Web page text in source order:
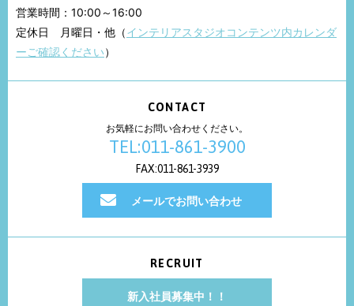
営業時間：10:00～16:00
定休日 月曜日・他（インテリアスタジオコンテンツ内カレンダ
ーご確認ください）
CONTACT
お気軽にお問い合わせください。
TEL:011-861-3900
FAX:011-861-3939
メールでお問い合わせ
RECRUIT
新入社員募集中！！